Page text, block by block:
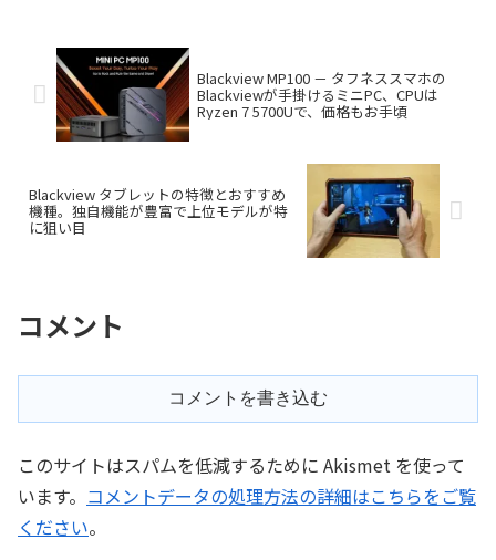
Blackview MP100 － タフネススマホの
Blackviewが手掛けるミニPC、CPUは
Ryzen 7 5700Uで、価格もお手頃
Blackview タブレットの特徴とおすすめ
機種。独自機能が豊富で上位モデルが特
に狙い目
コメント
コメントを書き込む
このサイトはスパムを低減するために Akismet を使って
います。 コメントデータの処理方法の詳細はこちらをご覧
ください。